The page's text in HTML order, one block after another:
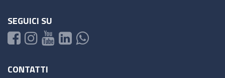
SEGUICI SU
CONTATTI